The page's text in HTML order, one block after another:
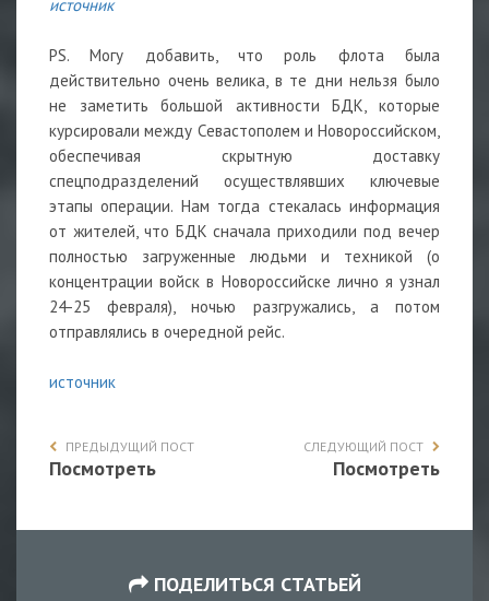
источник
PS. Могу добавить, что роль флота была
действительно очень велика, в те дни нельзя было
не заметить большой активности БДК, которые
курсировали между Севастополем и Новороссийском,
обеспечивая скрытную доставку
спецподразделений осуществлявших ключевые
этапы операции. Нам тогда стекалась информация
от жителей, что БДК сначала приходили под вечер
полностью загруженные людьми и техникой (о
концентрации войск в Новороссийске лично я узнал
24-25 февраля), ночью разгружались, а потом
отправлялись в очередной рейс.
источник
ПРЕДЫДУЩИЙ ПОСТ
Посмотреть
СЛЕДУЮЩИЙ ПОСТ
Посмотреть
ПОДЕЛИТЬСЯ СТАТЬЕЙ